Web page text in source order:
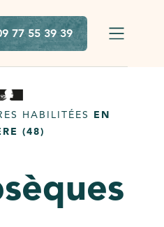
77 55 39 39
HABILITÉES EN
(48)